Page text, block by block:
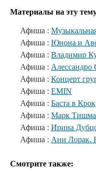
Материалы на эту
Афиша :
Афиша : Юнона и
Афиша : Владимир
Афиша :
Афиша : Концерт
Афиша : EMIN
Афиша : Баста в
Афиша : Марк
Афиша : Ирина
Афиша : Ани Лорак.
Смотрите также: